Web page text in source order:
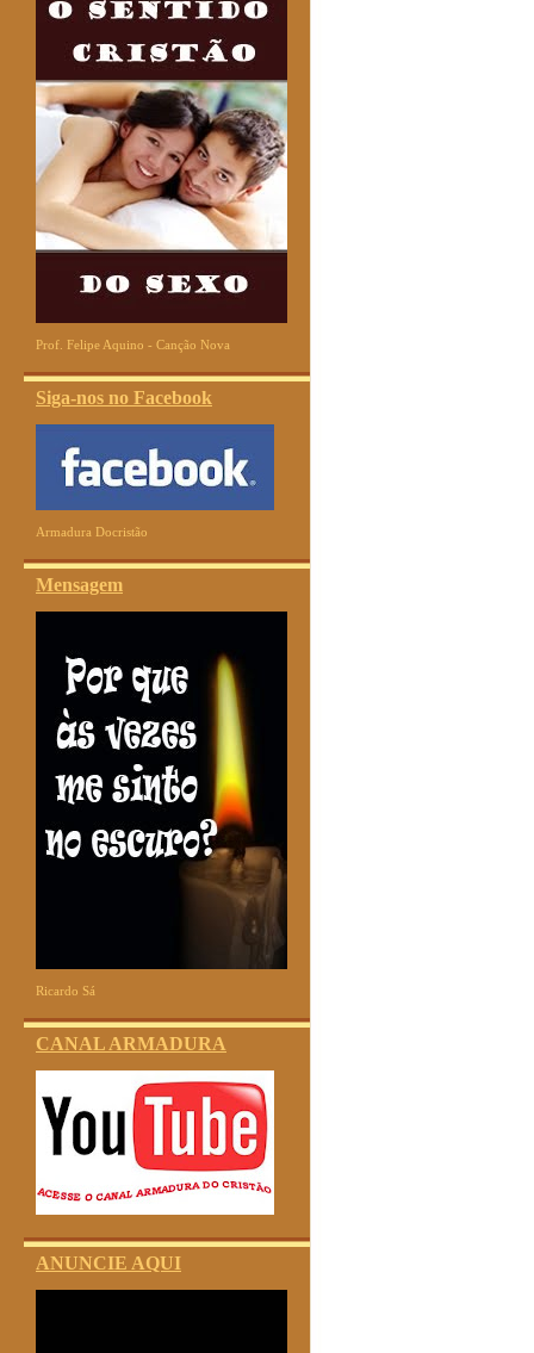
Prof. Felipe Aquino - Canção Nova
Siga-nos no Facebook
Armadura Docristão
Mensagem
Ricardo Sá
CANAL ARMADURA
ANUNCIE AQUI